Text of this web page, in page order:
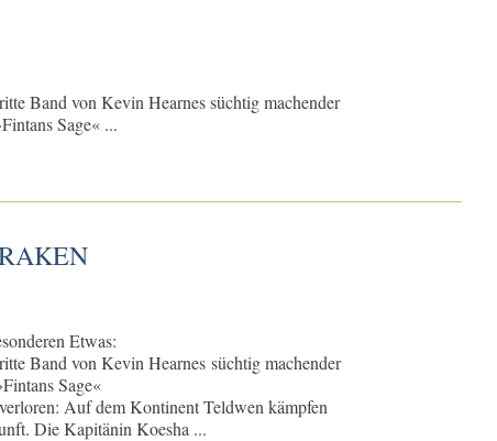
Band von Kevin Hearnes süchtig machender
Sage« ...
Etwas:
Band von Kevin Hearnes süchtig machender
Sage«
Auf dem Kontinent Teldwen kämpfen
Die Kapitänin Koesha ...